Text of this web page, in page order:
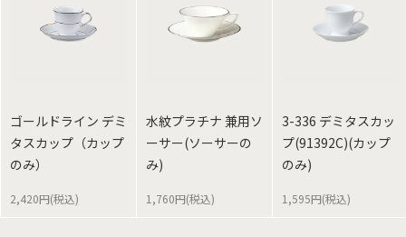
ゴールドライン デミ
タスカップ（カップ
のみ）
2,420円(税込)
水紋プラチナ 兼用ソ
ーサー(ソーサーの
み)
1,760円(税込)
3-336 デミタスカッ
プ(91392C)(カップ
のみ)
1,595円(税込)